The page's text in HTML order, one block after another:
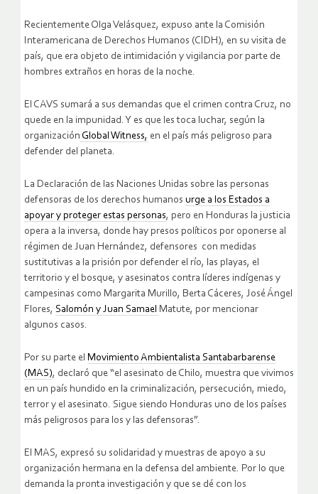
Recientemente Olga Velásquez, expuso ante la Comisión
Interamericana de Derechos Humanos (CIDH), en su visita de
país, que era objeto de intimidación y vigilancia por parte de
hombres extraños en horas de la noche.
El CAVS sumará a sus demandas que el crimen contra Cruz, no
quede en la impunidad. Y es que les toca luchar, según la
organización Global Witness, en el país más peligroso para
defender del planeta.
La Declaración de las Naciones Unidas sobre las personas
defensoras de los derechos humanos urge a los Estados a
apoyar y proteger estas personas, pero en Honduras la justicia
opera a la inversa, donde hay presos políticos por oponerse al
régimen de Juan Hernández, defensores con medidas
sustitutivas a la prisión por defender el río, las playas, el
territorio y el bosque, y asesinatos contra líderes indígenas y
campesinas como Margarita Murillo, Berta Cáceres, José Ángel
Flores, Salomón y Juan Samael Matute, por mencionar
algunos casos.
Por su parte el Movimiento Ambientalista Santabarbarense
(MAS), declaró que “el asesinato de Chilo, muestra que vivimos
en un país hundido en la criminalización, persecución, miedo,
terror y el asesinato. Sigue siendo Honduras uno de los países
más peligrosos para los y las defensoras”.
El MAS, expresó su solidaridad y muestras de apoyo a su
organización hermana en la defensa del ambiente. Por lo que
demanda la pronta investigación y que se dé con los